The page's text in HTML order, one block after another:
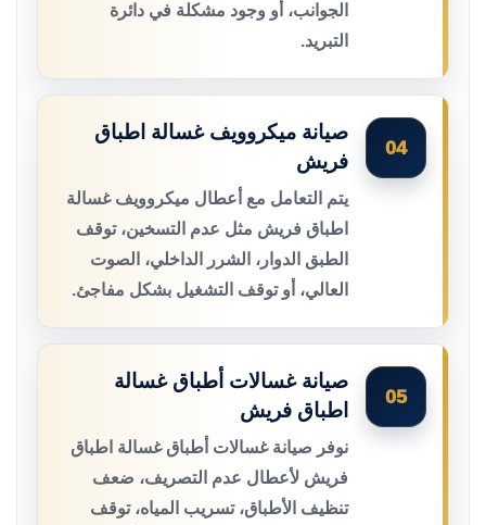
الجوانب، أو وجود مشكلة في دائرة
التبريد.
04
صيانة ميكروويف غسالة اطباق
فريش
يتم التعامل مع أعطال ميكروويف غسالة
اطباق فريش مثل عدم التسخين، توقف
الطبق الدوار، الشرر الداخلي، الصوت
العالي، أو توقف التشغيل بشكل مفاجئ.
05
صيانة غسالات أطباق غسالة
اطباق فريش
نوفر صيانة غسالات أطباق غسالة اطباق
فريش لأعطال عدم التصريف، ضعف
تنظيف الأطباق، تسريب المياه، توقف